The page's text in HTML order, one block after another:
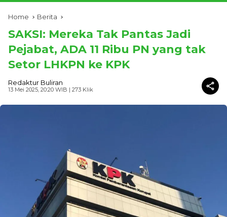
Home Berita
SAKSI: Mereka Tak Pantas Jadi
Pejabat, ADA 11 Ribu PN yang tak
Setor LHKPN ke KPK
Redaktur Buliran
13 Mei 2025, 20:20 WIB | 273 Klik